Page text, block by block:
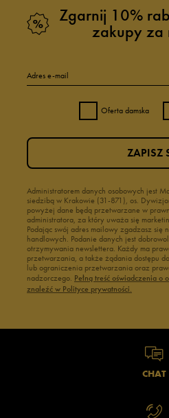
Zgarnij 10%
zakupy za
Adres e-mail
Oferta damska
Administratorem danych osobowych jest
siedzibą w Krakowie (31-871), os.
powyżej dane będą przetwarzane w
administratora, za który uważa się
Podając swój adres mailowy zgadzasz się
handlowych. Podanie danych jest
otrzymywania newslettera. Każdy ma
przetwarzania, a także żądania dostępu
lub ograniczenia przetwarzania oraz
nadzorczego. Pełną treść oświadczenia o
znaleźć w Polityce prywatności.
ZAPISZ
CHAT